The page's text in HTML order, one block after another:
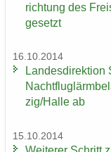
rich­tung des
ge­setzt
16.10.2014
Lan­des­di­rek­ti­on
zig/Halle ab
15.10.2014